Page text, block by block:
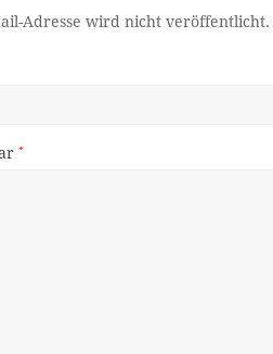
Adresse wird nicht veröffentlicht.
*